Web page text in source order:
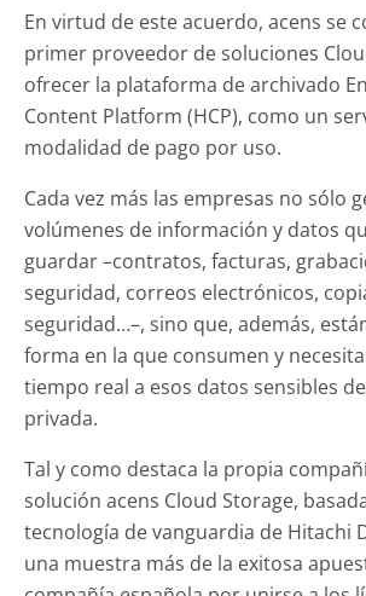
En virtud de este acuerdo, acens se
primer proveedor de soluciones
ofrecer la plataforma de archivado
Content Platform (HCP), como un
modalidad de pago por uso.
Cada vez más las empresas no sólo
volúmenes de información y datos
guardar –contratos, facturas,
seguridad, correos electrónicos,
seguridad…–, sino que, además,
forma en la que consumen y
tiempo real a esos datos sensibles
privada.
Tal y como destaca la propia
solución acens Cloud Storage,
tecnología de vanguardia de Hitachi
una muestra más de la exitosa